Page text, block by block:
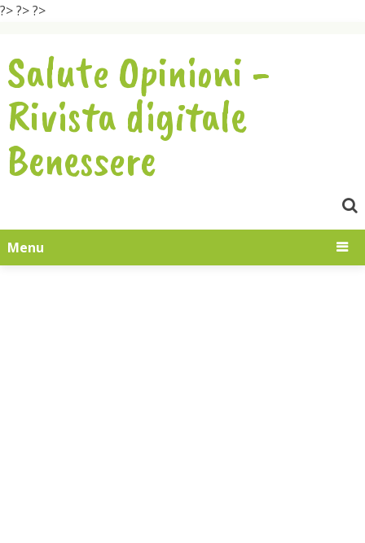
?>?>?>
Salute Opinioni -
Rivista digitale
Benessere
Menu